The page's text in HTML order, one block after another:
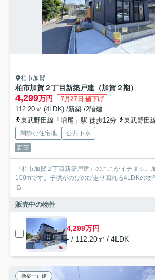
柏市加賀
柏市加賀２丁目新築戸建（加賀２期）
4,299万円 7月27日 値下げ
112.20㎡ (4LDK) /新築 /2階建
東武野田線「増尾」駅 徒歩12分
東武野田線
閑静な住宅地
公共下水
新築
「柏市加賀２丁目新築戸建」のここがイチオシ。
100mです。子供がのびのび走り回れる4LDKの物
る
販売中の物件
4,299万円
- / 112.20㎡ / 4LDK
新築一戸建